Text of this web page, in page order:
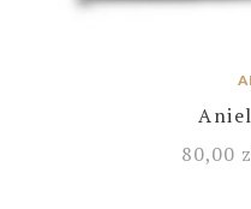
80,00